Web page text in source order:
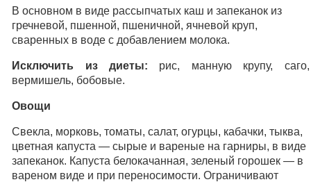
В основном в виде рассыпчатых каш и запеканок из
гречневой, пшенной, пшеничной, ячневой круп,
сваренных в воде с добавлением молока.
Исключить из диеты: рис, манную крупу, саго,
вермишель, бобовые.
Овощи
Свекла, морковь, томаты, салат, огурцы, кабачки, тыква,
цветная капуста — сырые и вареные на гарниры, в виде
запеканок. Капуста белокачанная, зеленый горошек — в
вареном виде и при переносимости. Ограничивают